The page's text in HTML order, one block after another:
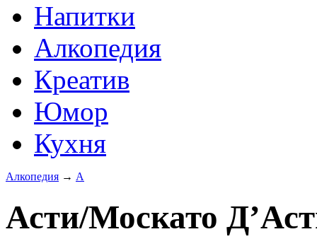
Напитки
Алкопедия
Креатив
Юмор
Кухня
Алкопедия → А
Асти/Москато